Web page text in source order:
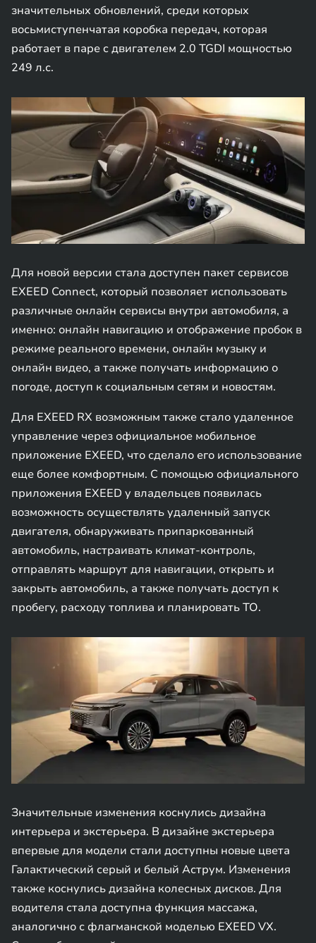
значительных обновлений, среди которых
восьмиступенчатая коробка передач, которая
работает в паре c двигателем 2.0 TGDI мощностью
249 л.с.
Для новой версии стала доступен пакет сервисов
EXEED Connect, который позволяет использовать
различные онлайн сервисы внутри автомобиля, а
именно: онлайн навигацию и отображение пробок в
режиме реального времени, онлайн музыку и
онлайн видео, а также получать информацию о
погоде, доступ к социальным сетям и новостям.
Для EXEED RX возможным также стало удаленное
управление через официальное мобильное
приложение EXEED, что сделало его использование
еще более комфортным. С помощью официального
приложения EXEED у владельцев появилась
возможность осуществлять удаленный запуск
двигателя, обнаруживать припаркованный
автомобиль, настраивать климат-контроль,
отправлять маршрут для навигации, открыть и
закрыть автомобиль, а также получать доступ к
пробегу, расходу топлива и планировать ТО.
Значительные изменения коснулись дизайна
интерьера и экстерьера. В дизайне экстерьера
впервые для модели стали доступны новые цвета
Галактический серый и белый Аструм. Изменения
также коснулись дизайна колесных дисков. Для
водителя стала доступна функция массажа,
аналогично с флагманской моделью EXEED VX.